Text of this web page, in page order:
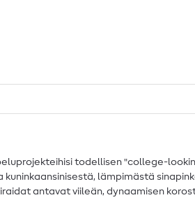
todellisen "college-
lämpimästä
antavat viileän, dynaamisen